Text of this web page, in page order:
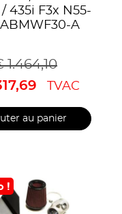
435i F3x N55-
A
1.464,10
TVAC
au panier
!